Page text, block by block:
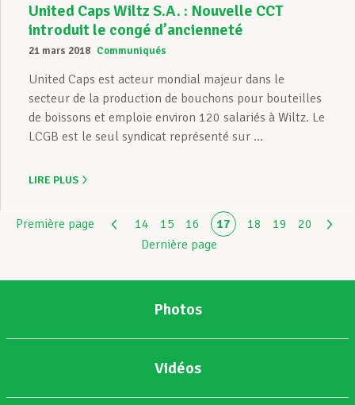
United Caps Wiltz S.A. : Nouvelle CCT
introduit le congé d’ancienneté
21 mars 2018 Communiqués
United Caps est acteur mondial majeur dans le
secteur de la production de bouchons pour bouteilles
de boissons et emploie environ 120 salariés à Wiltz. Le
LCGB est le seul syndicat représenté sur ...
LIRE PLUS
Première page 14 15 16 17 18 19
20
Dernière page
Photos
Vidéos